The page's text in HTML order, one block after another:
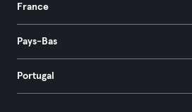
France
Pays-Bas
Portugal